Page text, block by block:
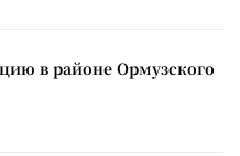
в районе Ормузского